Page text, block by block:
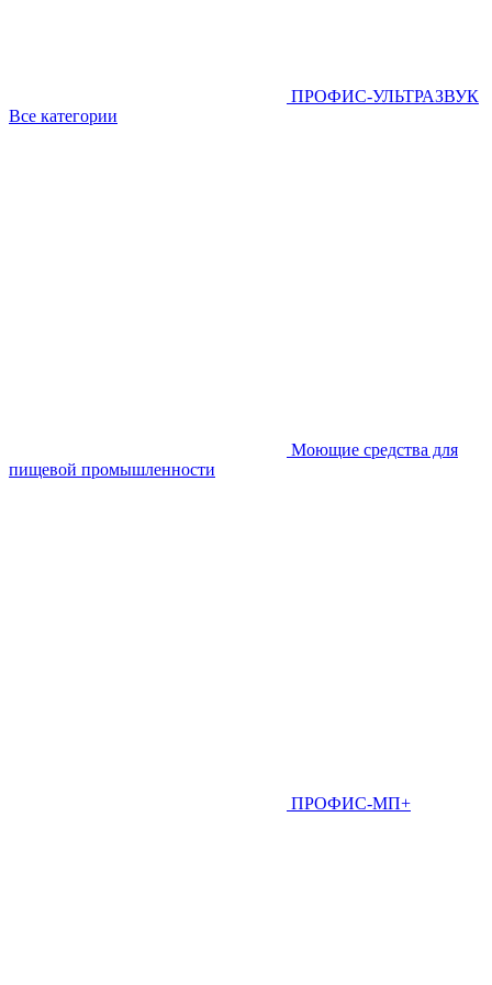
ПРОФИС-УЛЬТРАЗВУК
Все категории
Моющие средства для
пищевой промышленности
ПРОФИС-МП+